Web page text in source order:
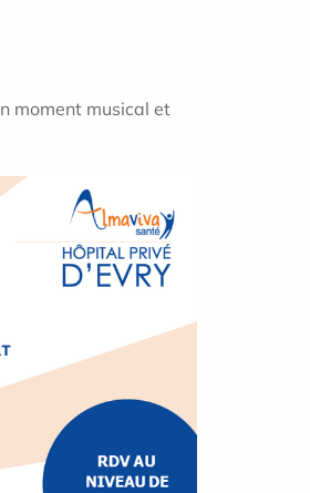
moment musical et